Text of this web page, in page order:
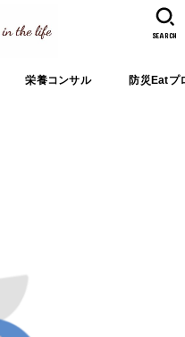
栄養コンサル 防災Eatプ
SEARCH